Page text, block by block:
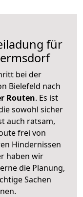
für
bei der
Bielefeld nach
Routen. Es ist
sowohl sicher
auch ratsam,
frei von
Hindernissen
haben wir
die Planung,
Sachen